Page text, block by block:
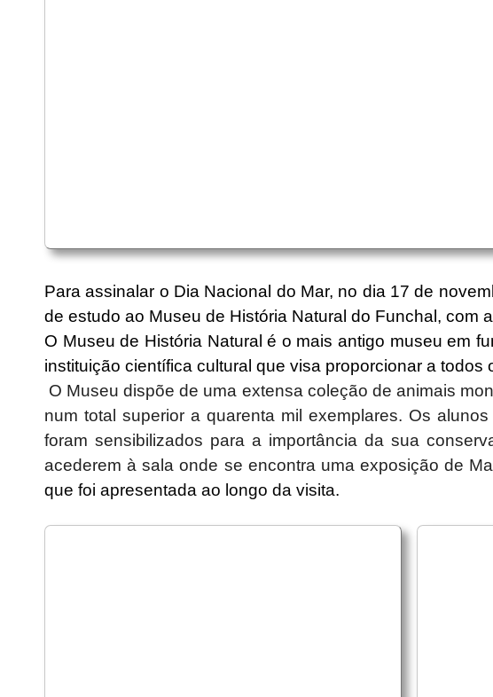
Para assinalar o Dia Nacional do Mar, no dia 17 de
de estudo ao Museu de História Natural do Funchal, com
O Museu de História Natural é o mais antigo museu em
instituição científica cultural que visa proporcionar a
O Museu dispõe de uma extensa coleção de animais
num total superior a quarenta mil exemplares. Os
foram sensibilizados para a importância da sua
acederem à sala onde se encontra uma exposição de
que foi apresentada ao longo da visita.